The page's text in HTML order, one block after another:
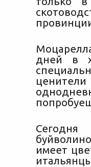
дней в
имеет